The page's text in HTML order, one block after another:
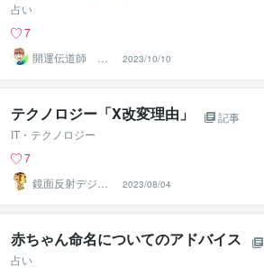
占い
7
開運伝道師 HE
RO
2023/10/10
テクノロジー「X改変理由」
記事
IT・テクノロジー
7
鏡面反射デジタ
ルアート製作所
（鈴木穣）
2023/08/04
赤ちゃん命名についてのアドバイス
占い